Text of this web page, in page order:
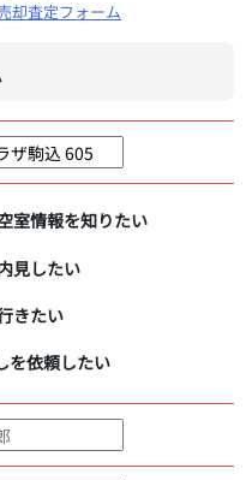
却査定フォーム
室情報を知りたい
見したい
きたい
を依頼したい